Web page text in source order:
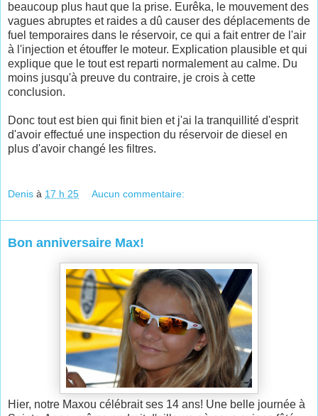
beaucoup plus haut que la prise. Eurêka, le mouvement des
vagues abruptes et raides a dû causer des déplacements de
fuel temporaires dans le réservoir, ce qui a fait entrer de l'air
à l'injection et étouffer le moteur. Explication plausible et qui
explique que le tout est reparti normalement au calme. Du
moins jusqu'à preuve du contraire, je crois à cette
conclusion.
Donc tout est bien qui finit bien et j'ai la tranquillité d'esprit
d'avoir effectué une inspection du réservoir de diesel en
plus d'avoir changé les filtres.
Denis à 17 h 25 Aucun commentaire:
Bon anniversaire Max!
Hier, notre Maxou célébrait ses 14 ans! Une belle journée à